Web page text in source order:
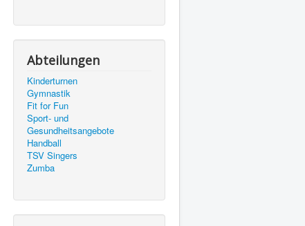
Abteilungen
Kinderturnen
Gymnastik
Fit for Fun
Sport- und
Gesundheitsangebote
Handball
TSV Singers
Zumba